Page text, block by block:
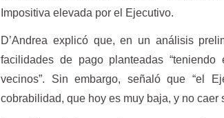
Impositiva elevada por el Ejecutivo.
D’Andrea explicó que, en un análisis
facilidades de pago planteadas
vecinos”. Sin embargo, señaló que “el
cobrabilidad, que hoy es muy baja, y no caer